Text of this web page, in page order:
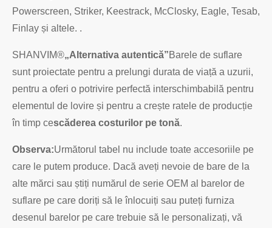
Powerscreen, Striker, Keestrack, McClosky, Eagle, Tesab,
Finlay și altele. .
SHANVIM®„Alternativa autentică”Barele de suflare
sunt proiectate pentru a prelungi durata de viață a uzurii,
pentru a oferi o potrivire perfectă interschimbabilă pentru
elementul de lovire și pentru a crește ratele de producție
în timp cescăderea costurilor pe tonă.
Observa:Următorul tabel nu include toate accesoriile pe
care le putem produce. Dacă aveți nevoie de bare de la
alte mărci sau știți numărul de serie OEM al barelor de
suflare pe care doriți să le înlocuiți sau puteți furniza
desenul barelor pe care trebuie să le personalizați, vă